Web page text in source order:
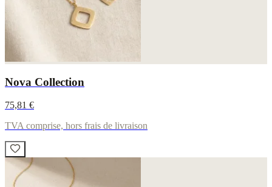
Nova Collection
75,81 €
TVA comprise, hors frais de livraison